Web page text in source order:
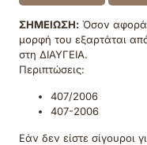
ΣΗΜΕΙΩΣΗ: Όσον αφορά
μορφή του εξαρτάται
στη ΔΙΑΥΓΕΙΑ.
Περιπτώσεις:
407/2006
407-2006
Εάν δεν είστε σίγουροι